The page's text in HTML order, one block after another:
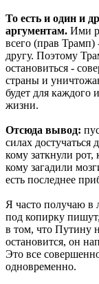
То есть и один и
аргументам. Ими
всего (прав Трамп)
другу. Поэтому
остановиться -
страны и
будет для каждого
жизни.
Отсюда вывод:
силах
кому заткнули
кому загадили
есть последнее
Я часто получаю в
под копирку
в том, что Путину
остановится, он
Это все
одновременно.